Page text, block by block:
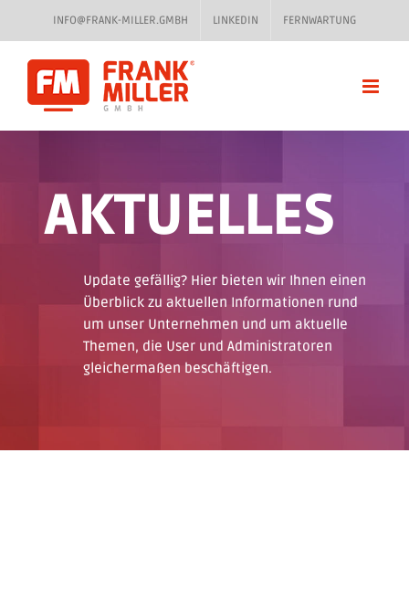
Inhalt
springen
INFO@FRANK-MILLER.GMBH LINKEDIN FERNWARTUNG
AKTUELLES
Update gefällig? Hier bieten wir Ihnen einen
Überblick zu aktuellen Informationen rund
um unser Unternehmen und um aktuelle
Themen, die User und Administratoren
gleichermaßen beschäftigen.